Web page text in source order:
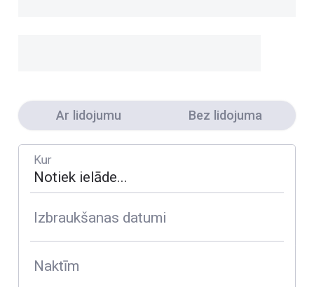
Ar lidojumu Bez lidojuma
Kur
Izbraukšanas datumi
Naktīm